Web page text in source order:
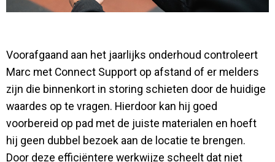
Voorafgaand aan het jaarlijks onderhoud controleert
Marc met Connect Support op afstand of er melders
zijn die binnenkort in storing schieten door de huidige
waardes op te vragen. Hierdoor kan hij goed
voorbereid op pad met de juiste materialen en hoeft
hij geen dubbel bezoek aan de locatie te brengen.
Door deze efficiëntere werkwijze scheelt dat niet